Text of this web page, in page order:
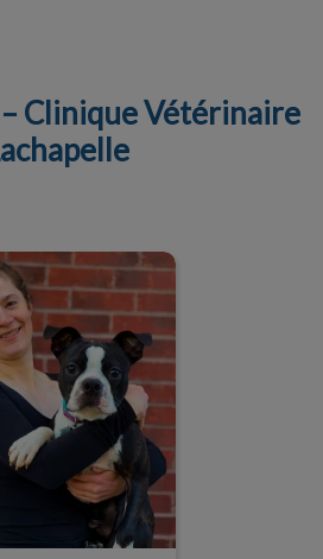
Clinique Vétérinaire
Laure Castelli,
D.M.V.